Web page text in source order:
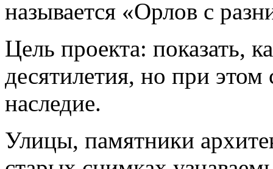
называется «Орлов с
Цель проекта: показать,
десятилетия, но при этом
наследие.
Улицы, памятники